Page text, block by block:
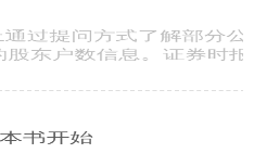
报》刊发评论《别幻想“抗中大
“粮满仓、鱼满舟”